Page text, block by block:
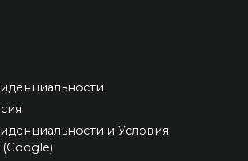
и Условия